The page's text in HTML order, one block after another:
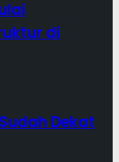
di
Dekat